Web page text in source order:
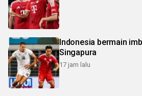
Indonesia bermain
Singapura
17 jam lalu